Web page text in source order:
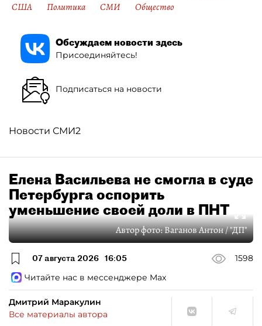
США
Политика СМИ Общество
Обсуждаем новости здесь
Присоединяйтесь!
Подписаться на новости
Новости СМИ2
Елена Васильева не смогла в суде
Петербурга оспорить
уменьшение своей доли в ПНТ
Автор фото:Ваганов Антон / "ДП"
07 августа 2026 16:05
1598
Читайте нас в мессенджере Max
Дмитрий Маракулин
Все материалы автора